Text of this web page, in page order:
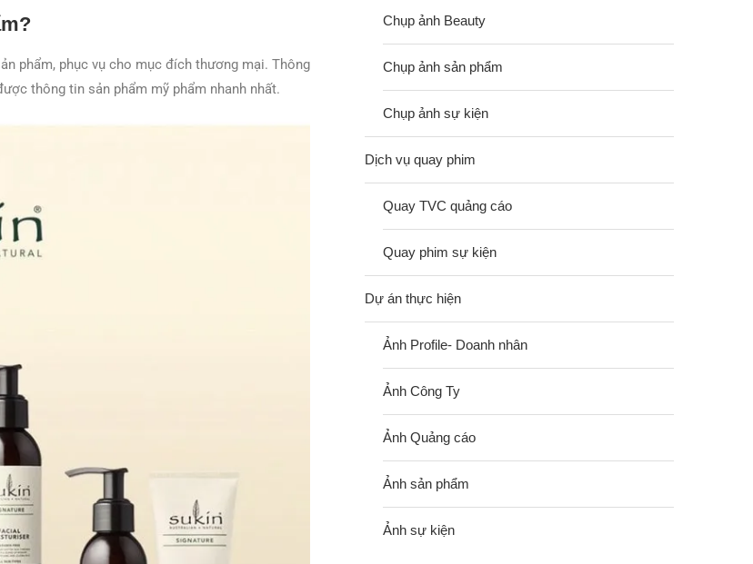
phẩm, phục vụ cho mục đích thương mại. Thông
thông tin sản phẩm mỹ phẩm nhanh nhất.
Chụp ảnh Beauty
Chụp ảnh sản phẩm
Chụp ảnh sự kiện
Dịch vụ quay phim
Quay TVC quảng cáo
Quay phim sự kiện
Dự án thực hiện
Ảnh Profile- Doanh nhân
Ảnh Công Ty
Ảnh Quảng cáo
Ảnh sản phẩm
Ảnh sự kiện